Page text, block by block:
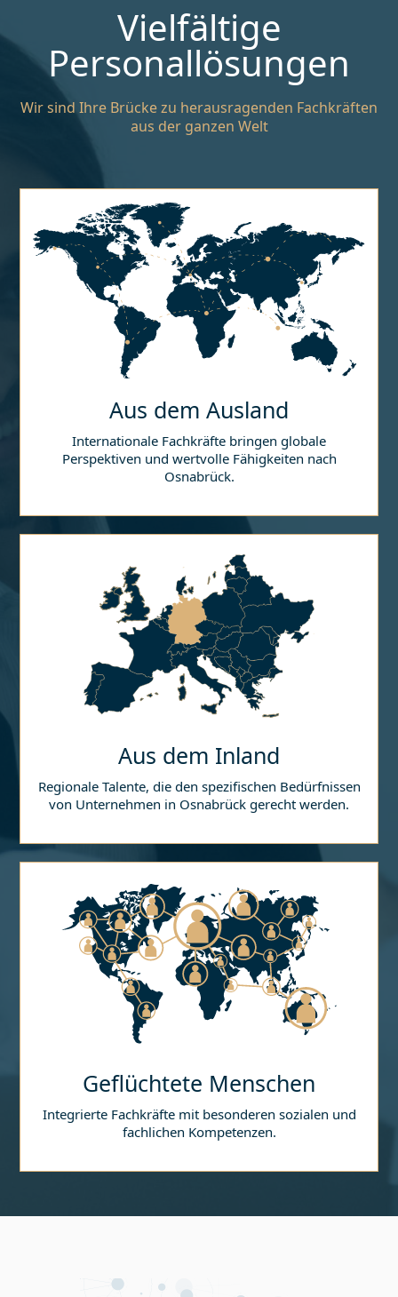
Vielfältige
Personallösungen
Wir sind Ihre Brücke zu herausragenden Fachkräften
aus der ganzen Welt
Aus dem Ausland
Internationale Fachkräfte bringen globale
Perspektiven und wertvolle Fähigkeiten nach
Osnabrück.
Aus dem Inland
Regionale Talente, die den spezifischen Bedürfnissen
von Unternehmen in Osnabrück gerecht werden.
Geflüchtete Menschen
Integrierte Fachkräfte mit besonderen sozialen und
fachlichen Kompetenzen.